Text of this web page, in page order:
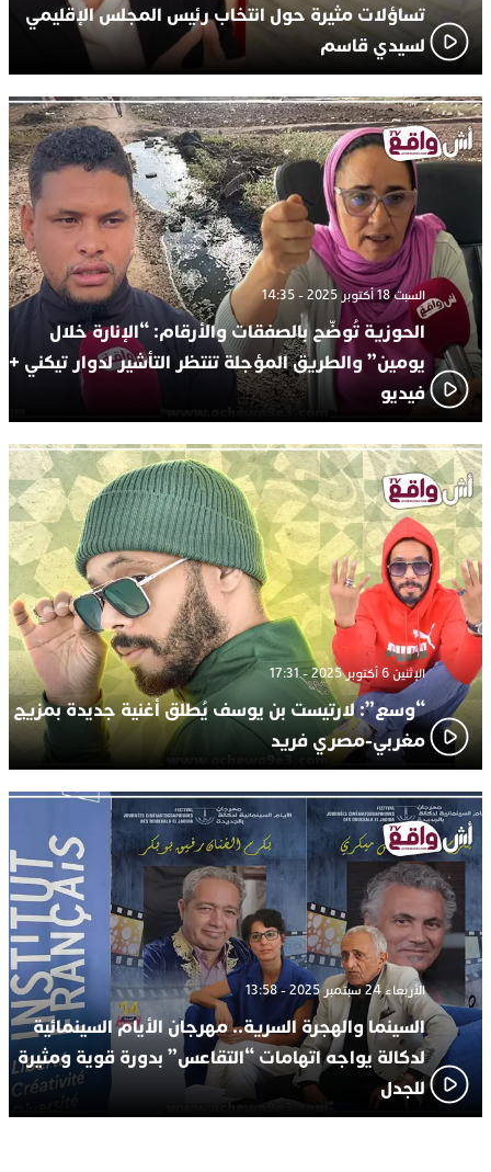
تساؤلات مثيرة حول انتخاب رئيس المجلس الإقليمي
لسيدي قاسم
السبت 18 أكتوبر 2025 - 14:35
الحوزية تُوضّح بالصفقات والأرقام: “الإنارة خلال
يومين” والطريق المؤجلة تنتظر التأشير لدوار تيكني +
فيديو
الإثنين 6 أكتوبر 2025 - 17:31
“وسع”: لارتيست بن يوسف يُطلق أغنية جديدة بمزيج
مغربي-مصري فريد
الأربعاء 24 سبتمبر 2025 - 13:58
السينما والهجرة السرية.. مهرجان الأيام السينمائية
لدكالة يواجه اتهامات “التقاعس” بدورة قوية ومثيرة
للجدل